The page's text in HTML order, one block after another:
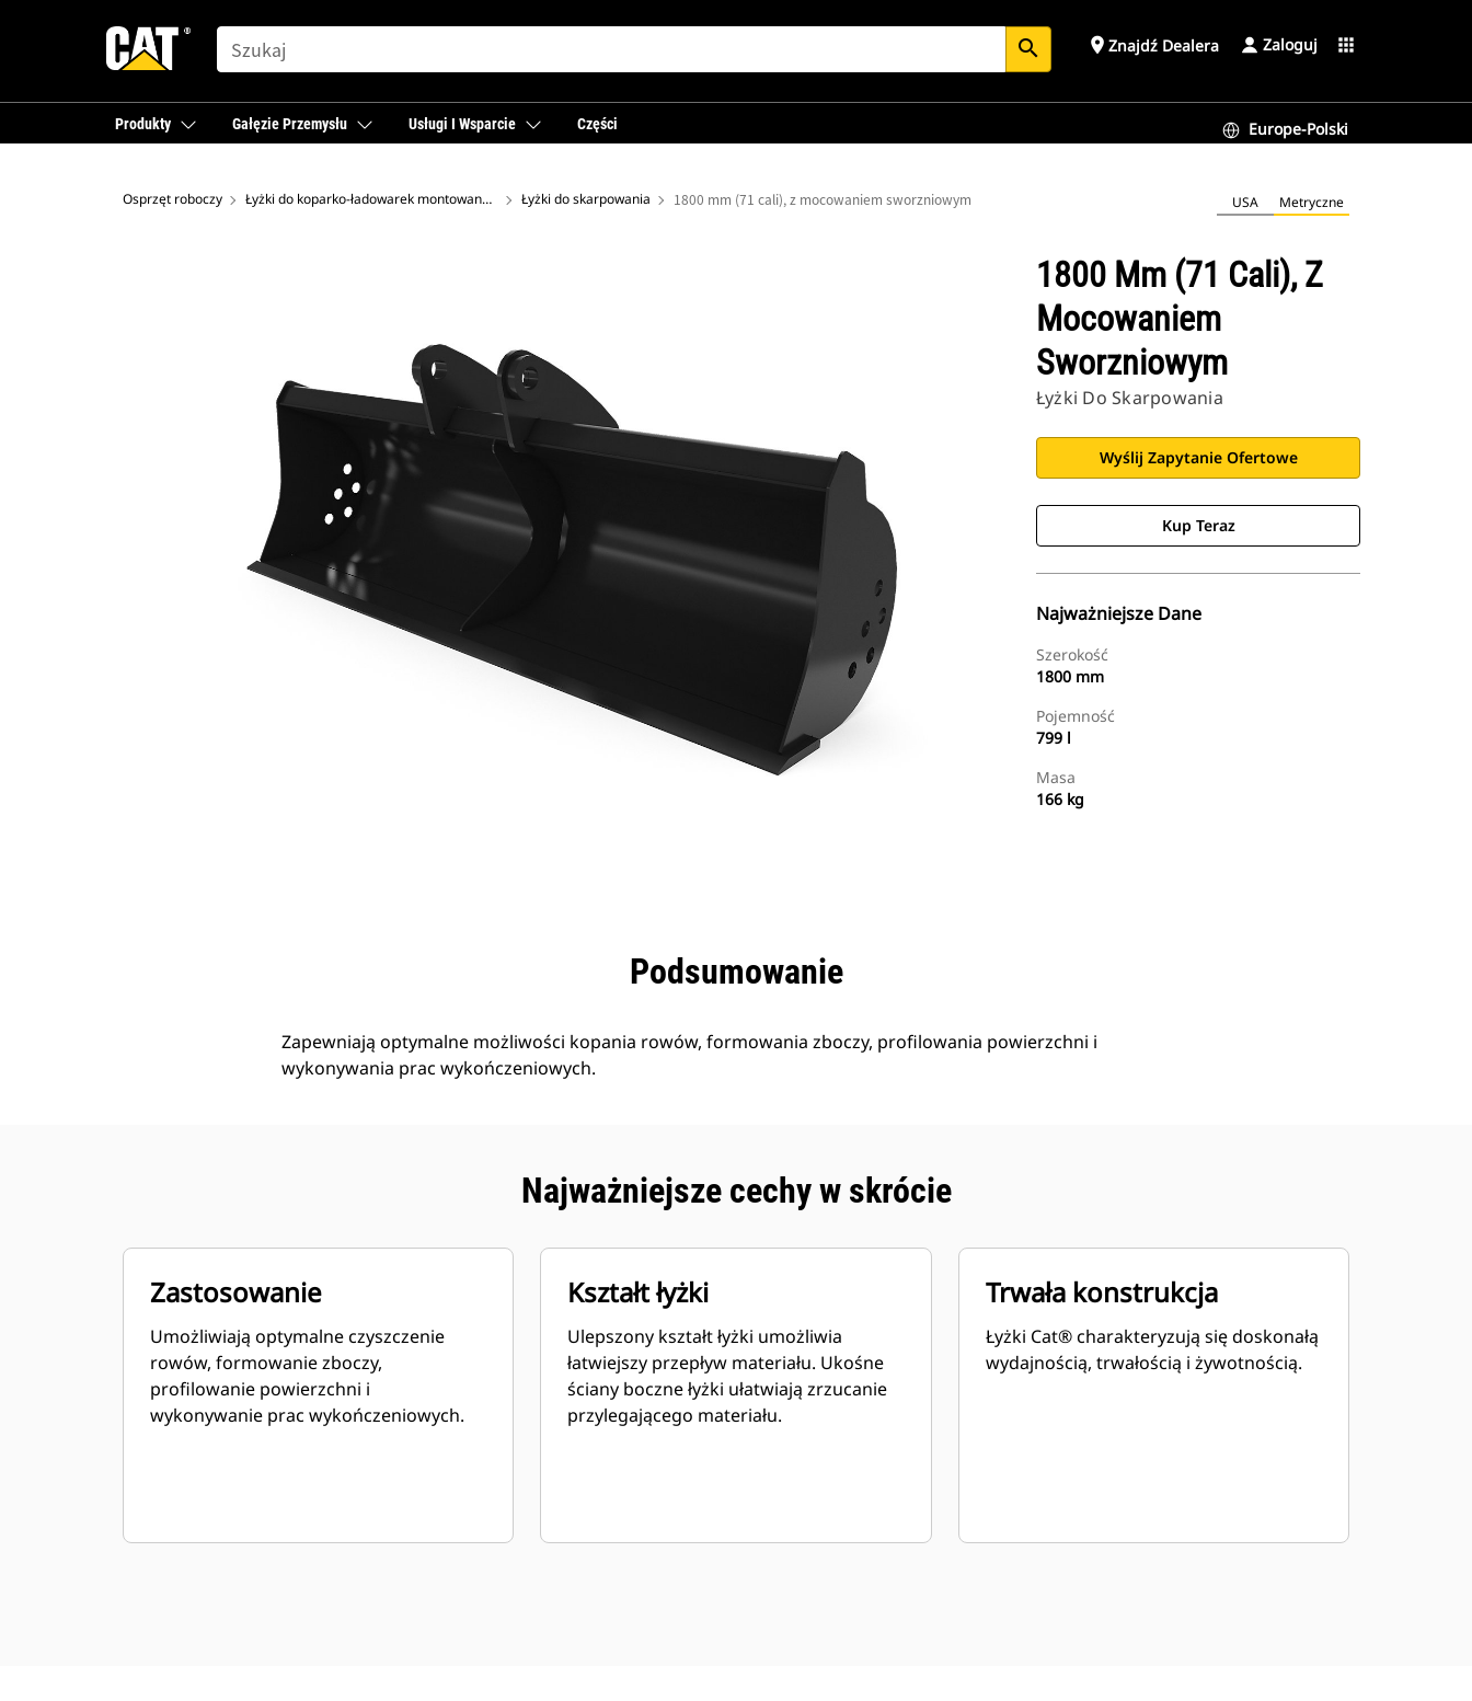
SEARCH search place Znajdź Dealera Zaloguj apps
Produkty Gałęzie Przemysłu Usługi I Wsparcie Części Europe-Polski
Osprzęt roboczy Łyżki do koparko-ładowarek montowane z tyłu Łyżki do skarpowania 1800 mm (71 cali), z mocowaniem sworzniowym USA Metryczne
1800 Mm (71 Cali), Z
Mocowaniem
Sworzniowym
Łyżki Do Skarpowania
Wyślij Zapytanie Ofertowe
Kup Teraz
Najważniejsze Dane
Szerokość
1800 mm
Pojemność
799 l
Masa
166 kg
Podsumowanie
Zapewniają optymalne możliwości kopania rowów, formowania zboczy, profilowania powierzchni i
wykonywania prac wykończeniowych.
Najważniejsze cechy w skrócie
Zastosowanie
Umożliwiają optymalne czyszczenie
rowów, formowanie zboczy,
profilowanie powierzchni i
wykonywanie prac wykończeniowych.
Kształt łyżki
Ulepszony kształt łyżki umożliwia
łatwiejszy przepływ materiału. Ukośne
ściany boczne łyżki ułatwiają zrzucanie
przylegającego materiału.
Trwała konstrukcja
Łyżki Cat® charakteryzują się doskonałą
wydajnością, trwałością i żywotnością.